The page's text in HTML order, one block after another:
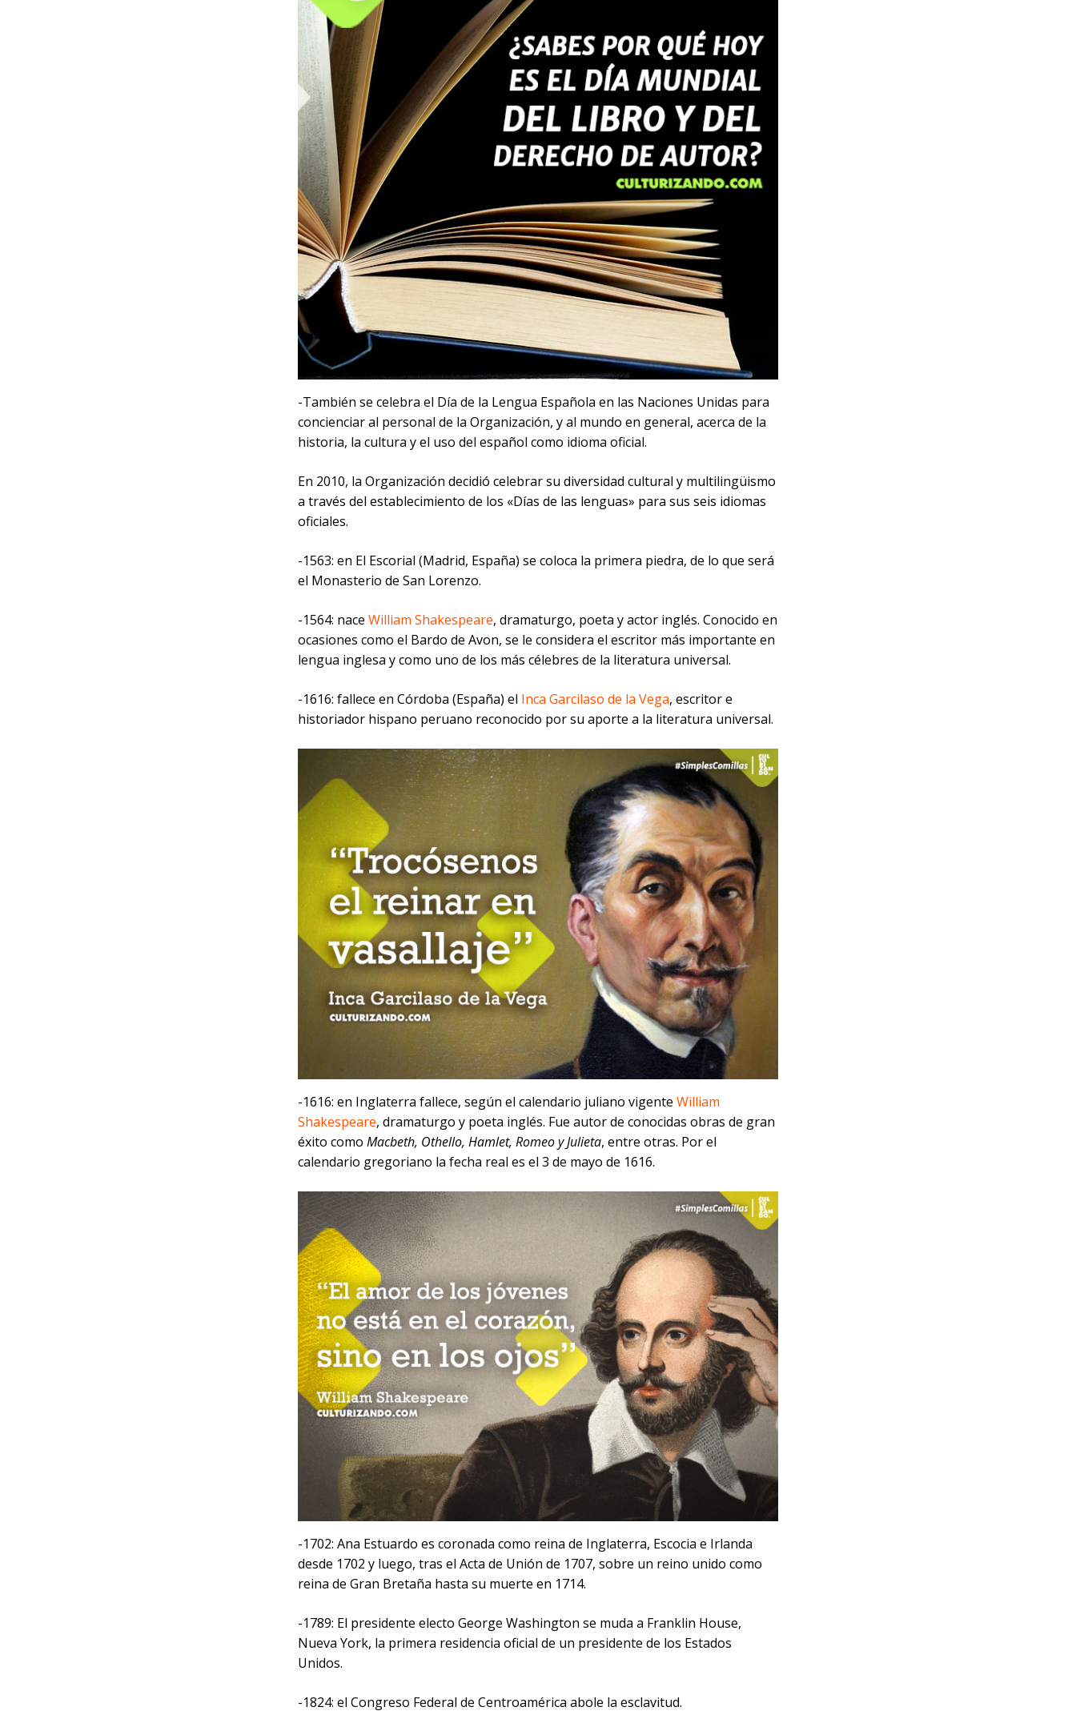
-También se celebra el Día de la Lengua Española en las Naciones Unidas para
concienciar al personal de la Organización, y al mundo en general, acerca de la
historia, la cultura y el uso del español como idioma oficial.
En 2010, la Organización decidió celebrar su diversidad cultural y multilingüismo
a través del establecimiento de los «Días de las lenguas» para sus seis idiomas
oficiales.
-1563: en El Escorial (Madrid, España) se coloca la primera piedra, de lo que será
el Monasterio de San Lorenzo.
-1564: nace William Shakespeare, dramaturgo, poeta y actor inglés. Conocido en
ocasiones como el Bardo de Avon, se le considera el escritor más importante en
lengua inglesa y como uno de los más célebres de la literatura universal.​
-1616: fallece en Córdoba (España) el Inca Garcilaso de la Vega, escritor e
historiador hispano peruano reconocido por su aporte a la literatura universal.
-1616: en Inglaterra fallece, según el calendario juliano vigente William
Shakespeare, dramaturgo y poeta inglés. Fue autor de conocidas obras de gran
éxito como Macbeth, Othello, Hamlet, Romeo y Julieta, entre otras. Por el
calendario gregoriano la fecha real es el 3 de mayo de 1616.
-1702: Ana Estuardo es coronada como reina de Inglaterra, Escocia e Irlanda
desde 1702 y luego, tras el Acta de Unión de 1707, sobre un reino unido como
reina de Gran Bretaña hasta su muerte en 1714.
-1789: El presidente electo George Washington se muda a Franklin House,
Nueva York, la primera residencia oficial de un presidente de los Estados
Unidos.
-1824: el Congreso Federal de Centroamérica abole la esclavitud.